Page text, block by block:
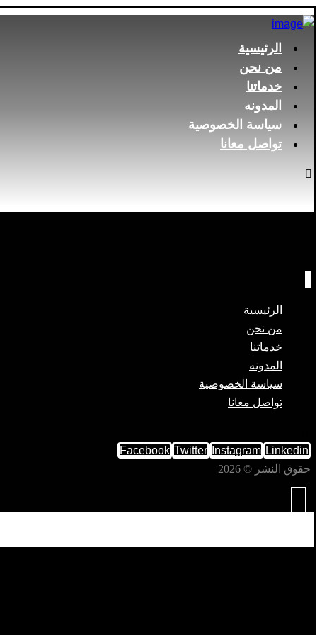
الرئيسية
من نحن
خدماتنا
المدونه
سياسة الخصوصية
تواصل معانا
الرئيسية
من نحن
خدماتنا
المدونه
سياسة الخصوصية
تواصل معانا
Facebook Twitter Instagram Linkedin
حقوق النشر © 2026